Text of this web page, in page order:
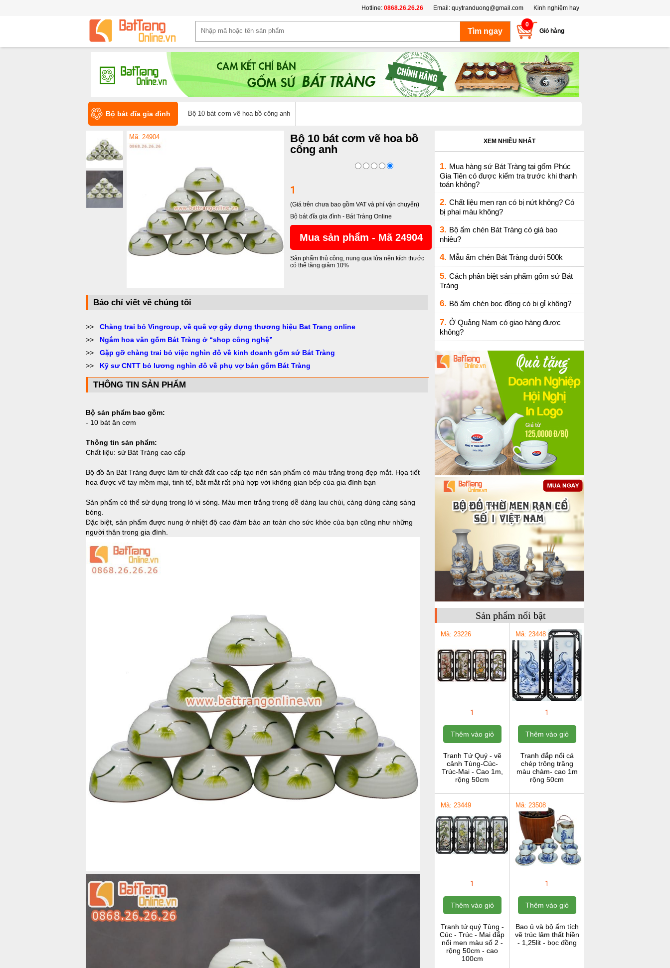
Hotline: 0868.26.26.26 Email: quytranduong@gmail.com Kinh nghiệm hay
0
Giỏ hàng
Bộ bát đĩa gia đình Bộ 10 bát cơm vẽ hoa bồ công anh
Mã: 24904
Bộ 10 bát cơm vẽ hoa bồ
công anh
1
(Giá trên chưa bao gồm VAT và phí vận chuyển)
Bộ bát đĩa gia đình - Bát Tràng Online
Mua sản phẩm - Mã 24904
Sản phẩm thủ công, nung qua lửa nên kích thước
có thể tăng giảm 10%
Báo chí viết về chúng tôi
>> Chàng trai bỏ Vingroup, về quê vợ gây dựng thương hiệu Bat Trang online
>> Ngắm hoa văn gốm Bát Tràng ở “shop công nghệ”
>> Gặp gỡ chàng trai bỏ việc nghìn đô về kinh doanh gốm sứ Bát Tràng
>> Kỹ sư CNTT bỏ lương nghìn đô về phụ vợ bán gốm Bát Tràng
THÔNG TIN SẢN PHẨM
Bộ sản phẩm bao gồm:
- 10 bát ăn cơm
Thông tin sản phẩm:
Chất liệu: sứ Bát Tràng cao cấp
Bộ đồ ăn Bát Tràng được làm từ chất đất cao cấp tạo nên sản phẩm có màu trắng trong đẹp mắt. Họa tiết
hoa được vẽ tay mềm mại, tinh tế, bắt mắt rất phù hợp với không gian bếp của gia đình bạn
Sản phẩm có thể sử dụng trong lò vi sóng. Màu men trắng trong dễ dàng lau chùi, càng dùng càng sáng
bóng.
Đặc biệt, sản phẩm được nung ở nhiệt độ cao đảm bảo an toàn cho sức khỏe của bạn cũng như những
người thân trong gia đình.
XEM NHIỀU NHẤT
1. Mua hàng sứ Bát Tràng tại gốm Phúc
Gia Tiên có được kiểm tra trước khi thanh
toán không?
2. Chất liệu men rạn có bị nứt không? Có
bị phai màu không?
3. Bộ ấm chén Bát Tràng có giá bao
nhiêu?
4. Mẫu ấm chén Bát Tràng dưới 500k
5. Cách phân biệt sản phẩm gốm sứ Bát
Tràng
6. Bộ ấm chén bọc đồng có bị gỉ không?
7. Ở Quảng Nam có giao hàng được
không?
Sản phẩm nổi bật
Mã: 23226
1
Thêm vào giỏ
Tranh Tứ Quý - vẽ
cảnh Tùng-Cúc-
Trúc-Mai - Cao 1m,
rộng 50cm
Mã: 23448
1
Thêm vào giỏ
Tranh đắp nổi cá
chép trông trăng
màu chàm- cao 1m
rộng 50cm
Mã: 23449
1
Thêm vào giỏ
Tranh tứ quý Tùng -
Cúc - Trúc - Mai đắp
nổi men màu số 2 -
rộng 50cm - cao
100cm
Mã: 23508
1
Thêm vào giỏ
Bao ủ và bộ ấm tích
vẽ trúc lâm thất hiền
- 1,25lit - bọc đồng